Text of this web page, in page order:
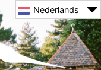
Nederlands